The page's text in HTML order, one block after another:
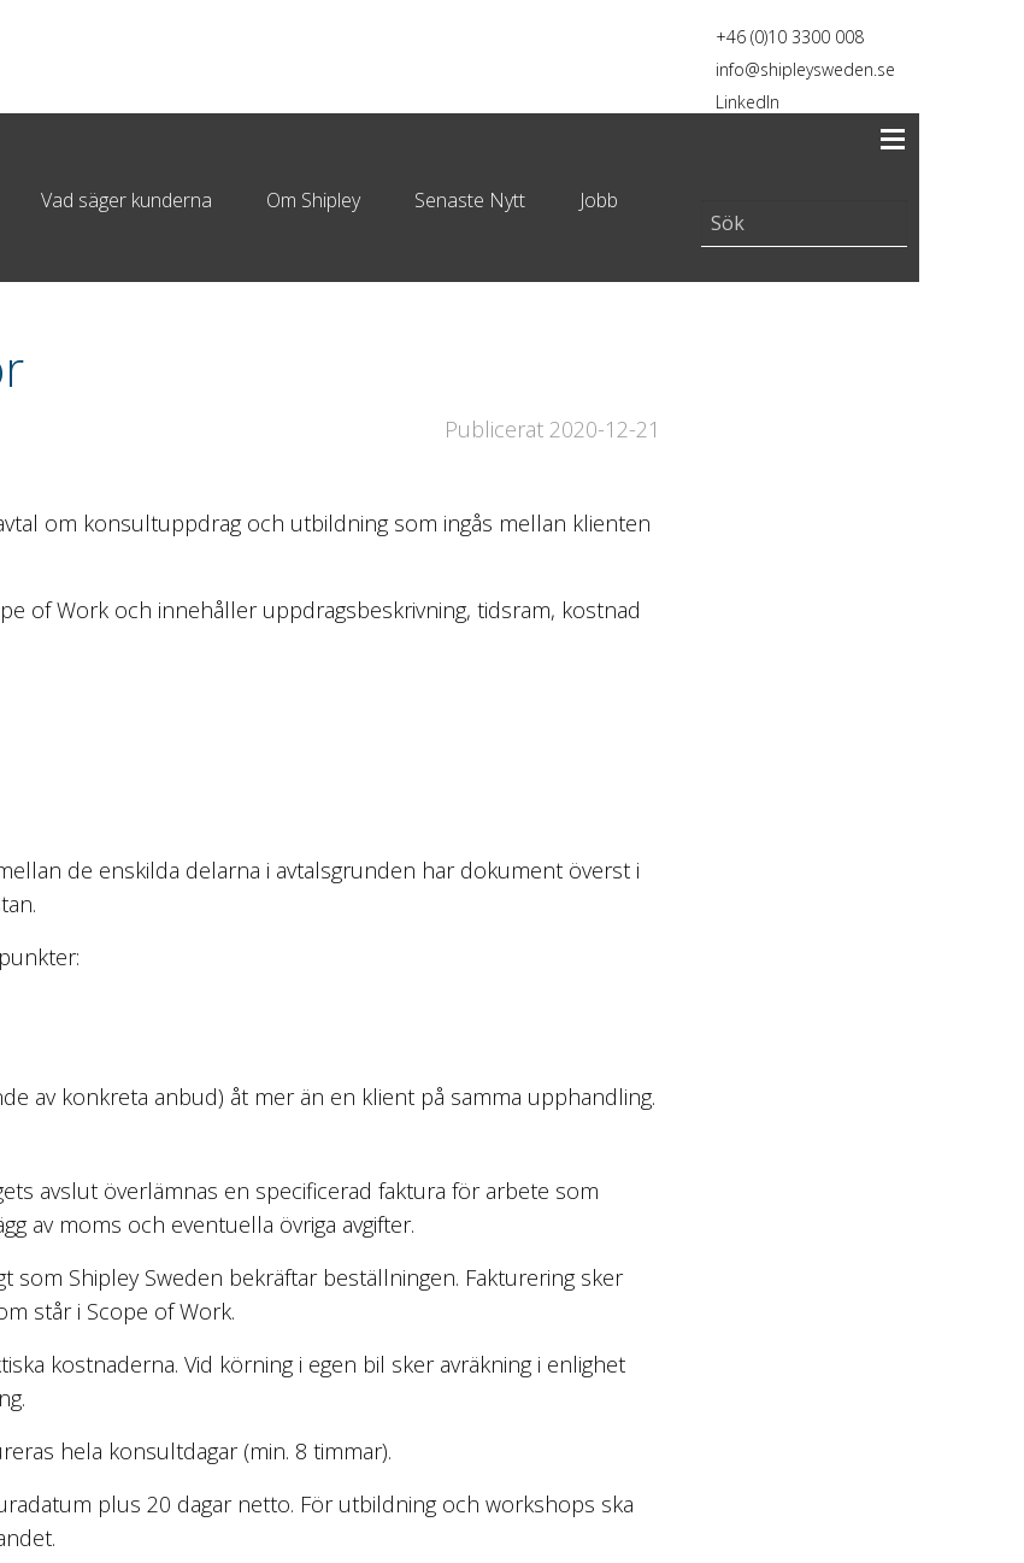
+46 (0)10 3300 008
info@shipleysweden.se
LinkedIn
Vad säger kunderna Om Shipley Senaste Nytt
Jobb
Publicerat 2020-12-21
om konsultuppdrag och utbildning som ingås mellan klienten
of Work och innehåller uppdragsbeskrivning, tidsram, kostnad
de enskilda delarna i avtalsgrunden har dokument överst i
av konkreta anbud) åt mer än en klient på samma upphandling.
avslut överlämnas en specificerad faktura för arbete som
av moms och eventuella övriga avgifter.
Shipley Sweden bekräftar beställningen. Fakturering sker
står i Scope of Work.
kostnaderna. Vid körning i egen bil sker avräkning i enlighet
hela konsultdagar (min. 8 timmar).
plus 20 dagar netto. För utbildning och workshops ska